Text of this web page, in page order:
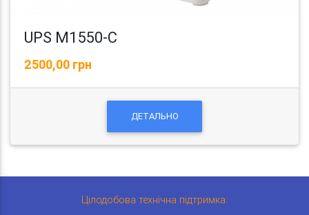
UPS M1550-C
2500,00 грн
ДЕТАЛЬНО
Цілодобова технічна підтримка: